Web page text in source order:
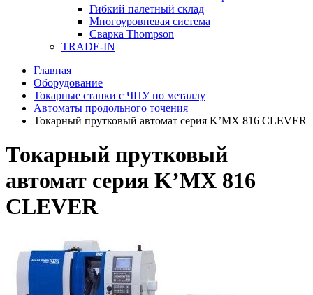
Гибкий палетный склад
Многоуровневая система
Сварка Thompson
TRADE-IN
Главная
Оборудование
Токарные станки с ЧПУ по металлу
Автоматы продольного точения
Токарный прутковый автомат серия K’MX 816 CLEVER
Токарный прутковый
автомат серия K’MX 816
CLEVER